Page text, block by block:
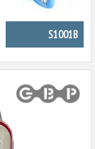
S1001B